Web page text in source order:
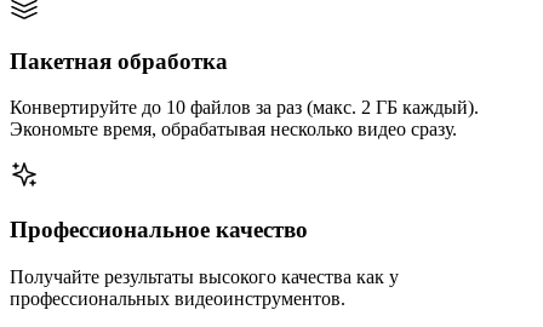
Пакетная обработка
Конвертируйте до 10 файлов за раз (макс. 2 ГБ каждый).
Экономьте время, обрабатывая несколько видео сразу.
Профессиональное качество
Получайте результаты высокого качества как у
профессиональных видеоинструментов.